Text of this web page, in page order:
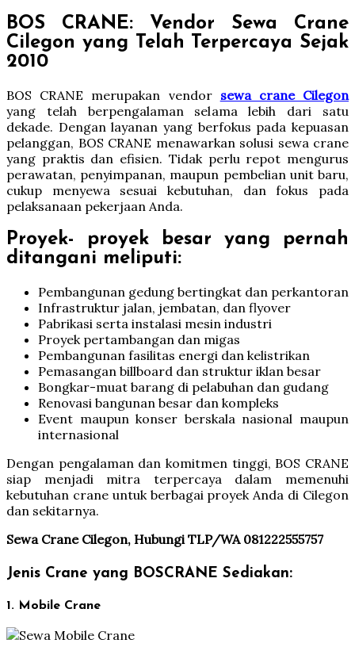
BOS CRANE: Vendor Sewa Crane
Cilegon yang Telah Terpercaya Sejak
2010
BOS CRANE merupakan vendor sewa crane Cilegon
yang telah berpengalaman selama lebih dari satu
dekade. Dengan layanan yang berfokus pada kepuasan
pelanggan, BOS CRANE menawarkan solusi sewa crane
yang praktis dan efisien. Tidak perlu repot mengurus
perawatan, penyimpanan, maupun pembelian unit baru,
cukup menyewa sesuai kebutuhan, dan fokus pada
pelaksanaan pekerjaan Anda.
Proyek- proyek besar yang pernah
ditangani meliputi:
Pembangunan gedung bertingkat dan perkantoran
Infrastruktur jalan, jembatan, dan flyover
Pabrikasi serta instalasi mesin industri
Proyek pertambangan dan migas
Pembangunan fasilitas energi dan kelistrikan
Pemasangan billboard dan struktur iklan besar
Bongkar-muat barang di pelabuhan dan gudang
Renovasi bangunan besar dan kompleks
Event maupun konser berskala nasional maupun
internasional
Dengan pengalaman dan komitmen tinggi, BOS CRANE
siap menjadi mitra terpercaya dalam memenuhi
kebutuhan crane untuk berbagai proyek Anda di Cilegon
dan sekitarnya.
Sewa Crane Cilegon, Hubungi TLP/WA 081222555757
Jenis Crane yang BOSCRANE Sediakan:
1. Mobile Crane